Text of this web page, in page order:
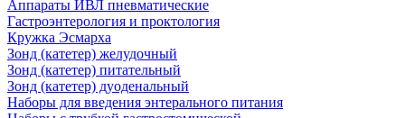
Аппараты ИВЛ пневматические
Гастроэнтерология и проктология
Кружка Эсмарха
Зонд (катетер) желудочный
Зонд (катетер) питательный
Зонд (катетер) дуоденальный
Наборы для введения энтерального питания